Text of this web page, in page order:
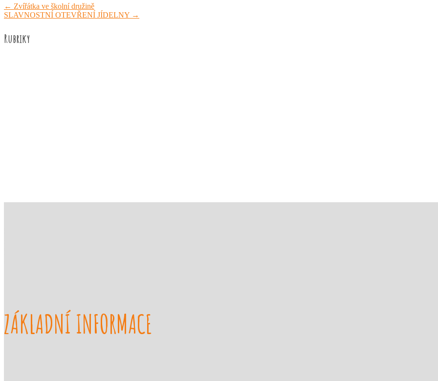
← Zvířátka ve školní družině
SLAVNOSTNÍ OTEVŘENÍ JÍDELNY →
Rubriky
ZÁKLADNÍ INFORMACE